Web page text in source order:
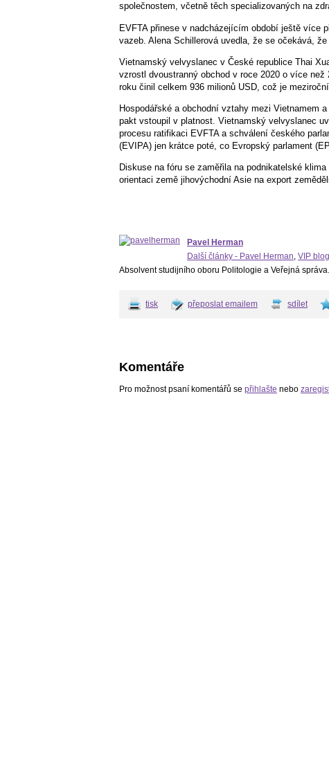
společnostem, včetně těch specializovaných na
EVFTA přinese v nadcházejícím období ještě více
vazeb. Alena Schillerová uvedla, že se očekává,
Vietnamský velvyslanec v České republice Thai
vzrostl dvoustranný obchod v roce 2020 o více
roku činil celkem 936 milionů USD, což je
Hospodářské a obchodní vztahy mezi Vietnamem
pakt vstoupil v platnost. Vietnamský velvyslanec
procesu ratifikaci EVFTA a schválení českého
(EVIPA) jen krátce poté, co Evropský parlament
Diskuse na fóru se zaměřila na podnikatelské
orientaci země jihovýchodní Asie na export
Pavel Herman
Další články - Pavel Herman VIP
Absolvent studijního oboru Politologie a Veřejná správa.
tisk přeposlat emailem sdílet
Komentáře
Pro možnost psaní komentářů se přihlašte nebo